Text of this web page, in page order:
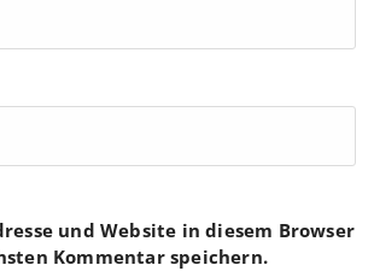
und Website in diesem Browser
Kommentar speichern.